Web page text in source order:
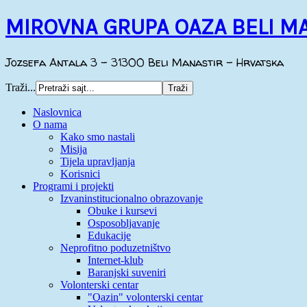
MIROVNA GRUPA OAZA BELI
Jozsefa Antala 3 - 31300 Beli Manastir - Hrvatska
Traži...
Naslovnica
O nama
Kako smo nastali
Misija
Tijela upravljanja
Korisnici
Programi i projekti
Izvaninstitucionalno obrazovanje
Obuke i kursevi
Osposobljavanje
Edukacije
Neprofitno poduzetništvo
Internet-klub
Baranjski suveniri
Volonterski centar
"Oazin" volonterski centar